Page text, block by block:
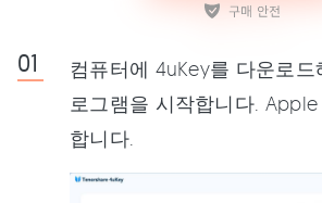
컴퓨터에 4uKey를 다운로드
로그램을 시작합니다.
합니다.